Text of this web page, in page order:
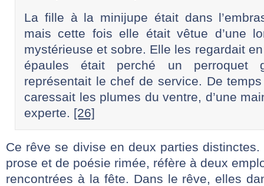
La fille à la minijupe était dans
mais cette fois elle était vêtue d’une
mystérieuse et sobre. Elle les regardait
épaules était perché un perroquet
représentait le chef de service. De
caressait les plumes du ventre, d’une
experte. [26]
Ce rêve se divise en deux parties
prose et de poésie rimée, réfère à deux
rencontrées à la fête. Dans le rêve, elles